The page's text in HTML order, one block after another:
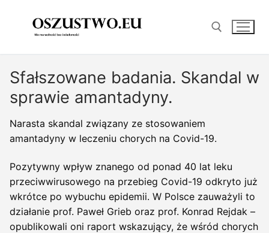
Szukaj:
Sfałszowane badania. Skandal w
sprawie amantadyny.
Narasta skandal związany ze stosowaniem
amantadyny w leczeniu chorych na Covid-19.
Pozytywny wpływ znanego od ponad 40 lat leku
przeciwwirusowego na przebieg Covid-19 odkryto już
wkrótce po wybuchu epidemii. W Polsce zauważyli to
działanie prof. Paweł Grieb oraz prof. Konrad Rejdak –
opublikowali oni raport wskazujący, że wśród chorych